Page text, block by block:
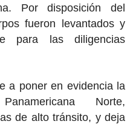
Por disposición del
fueron levantados y
para las diligencias
a poner en evidencia la
Norte,
de alto tránsito, y deja